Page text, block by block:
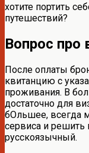
хотите портить
путешествий?
Вопрос про
После оплаты
квитанцию с
проживания. В
достаточно для
бОльшее, всегда
сервиса и решить
русскоязычный.